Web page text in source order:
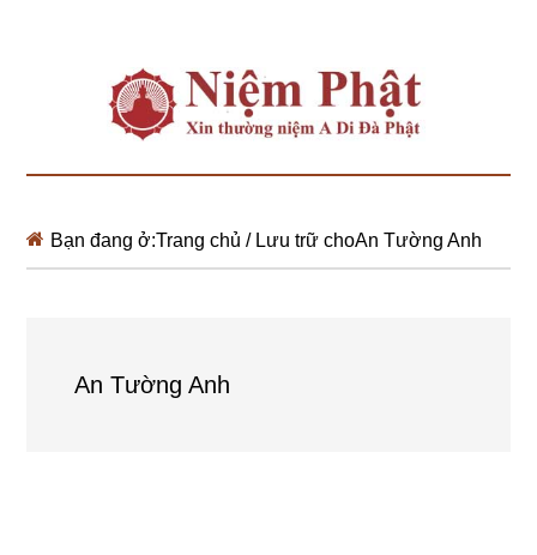
Bạn đang ở:Trang chủ /Lưu trữ choAn Tường Anh
An Tường Anh